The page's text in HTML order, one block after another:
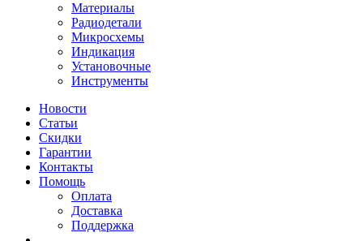
Материалы
Радиодетали
Микросхемы
Индикация
Установочные
Инструменты
Новости
Статьи
Скидки
Гарантии
Контакты
Помощь
Оплата
Доставка
Поддержка